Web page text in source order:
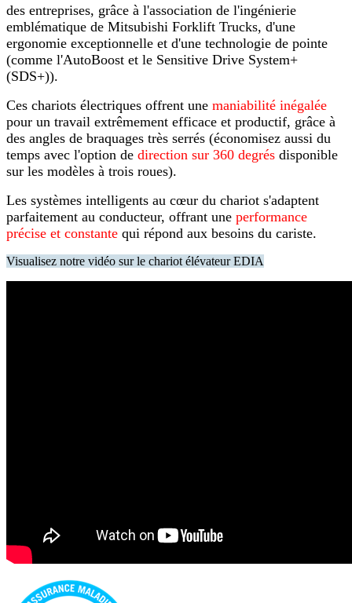
des entreprises, grâce à l'association de l'ingénierie
emblématique de Mitsubishi Forklift Trucks, d'une
ergonomie exceptionnelle et d'une technologie de pointe
(comme l'AutoBoost et le Sensitive Drive System+
(SDS+)).
Ces chariots électriques offrent une maniabilité inégalée
pour un travail extrêmement efficace et productif, grâce à
des angles de braquages très serrés (économisez aussi du
temps avec l'option de direction sur 360 degrés disponible
sur les modèles à trois roues).
Les systèmes intelligents au cœur du chariot s'adaptent
parfaitement au conducteur, offrant une performance
précise et constante qui répond aux besoins du cariste.
Visualisez notre vidéo sur le chariot élévateur EDIA